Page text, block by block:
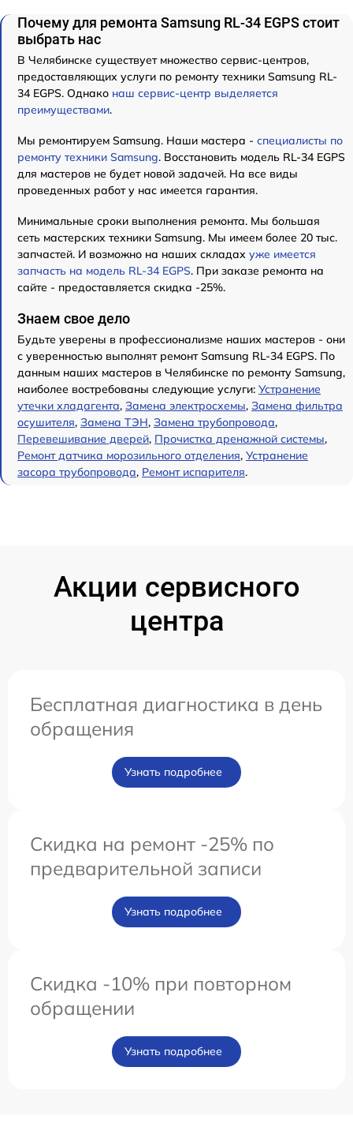
Почему для ремонта Samsung RL-34 EGPS стоит
выбрать нас
В Челябинске существует множество сервис-центров,
предоставляющих услуги по ремонту техники Samsung RL-
34 EGPS. Однако наш сервис-центр выделяется
преимуществами.
Мы ремонтируем Samsung. Наши мастера - специалисты по
ремонту техники Samsung. Восстановить модель RL-34 EGPS
для мастеров не будет новой задачей. На все виды
проведенных работ у нас имеется гарантия.
Минимальные сроки выполнения ремонта. Мы большая
сеть мастерских техники Samsung. Мы имеем более 20 тыс.
запчастей. И возможно на наших складах уже имеется
запчасть на модель RL-34 EGPS. При заказе ремонта на
сайте - предоставляется скидка -25%.
Знаем свое дело
Будьте уверены в профессионализме наших мастеров - они
с уверенностью выполнят ремонт Samsung RL-34 EGPS. По
данным наших мастеров в Челябинске по ремонту Samsung,
наиболее востребованы следующие услуги: Устранение
утечки хладагента, Замена электросхемы, Замена фильтра
осушителя, Замена ТЭН, Замена трубопровода,
Перевешивание дверей, Прочистка дренажной системы,
Ремонт датчика морозильного отделения, Устранение
засора трубопровода, Ремонт испарителя.
Акции сервисного
центра
Бесплатная диагностика в день
обращения
Узнать подробнее
Скидка на ремонт -25% по
предварительной записи
Узнать подробнее
Скидка -10% при повторном
обращении
Узнать подробнее